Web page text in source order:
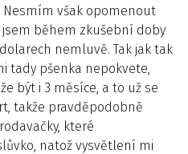
však opomenout
během zkušební doby
nemluvě. Tak jak tak
tady pšenka nepokvete,
být i 3 měsíce, a to už se
takže pravděpodobně
které
natož vysvětlení mi